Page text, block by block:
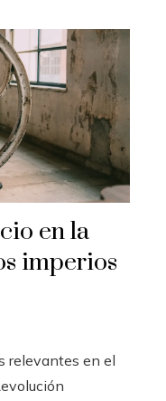
en la
imperios
relevantes en el